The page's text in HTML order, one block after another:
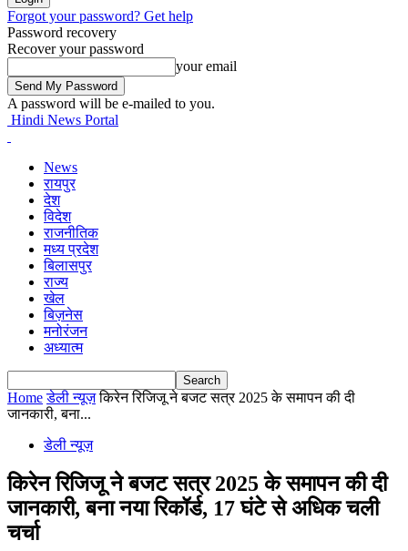
Forgot your password? Get help
Password recovery
Recover your password
your email
A password will be e-mailed to you.
Hindi News Portal
News
रायपुर
देश
विदेश
राजनीतिक
मध्य प्रदेश
बिलासपुर
राज्य
खेल
बिज़नेस
मनोरंजन
अध्यात्म
Home डेली न्यूज़ किरेन रिजिजू ने बजट सत्र 2025 के समापन की दी
जानकारी, बना...
डेली न्यूज़
किरेन रिजिजू ने बजट सत्र 2025 के समापन की दी
जानकारी, बना नया रिकॉर्ड, 17 घंटे से अधिक चली
चर्चा